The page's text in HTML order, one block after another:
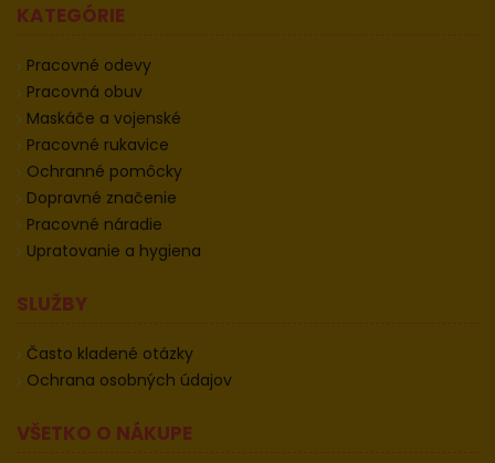
KATEGÓRIE
Pracovné odevy
Pracovná obuv
Maskáče a vojenské
Pracovné rukavice
Ochranné pomôcky
Dopravné značenie
Pracovné náradie
Upratovanie a hygiena
SLUŽBY
Často kladené otázky
Ochrana osobných údajov
VŠETKO O NÁKUPE